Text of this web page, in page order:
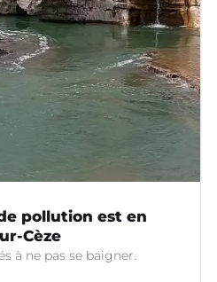
pollution est en
Cèze
à ne pas se baigner.